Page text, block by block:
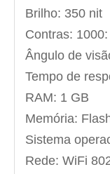
Brilho: 350 nit
Contras: 1000:
Ângulo de
Tempo de
RAM: 1 GB
Memória:
Sistema
Rede: WiFi